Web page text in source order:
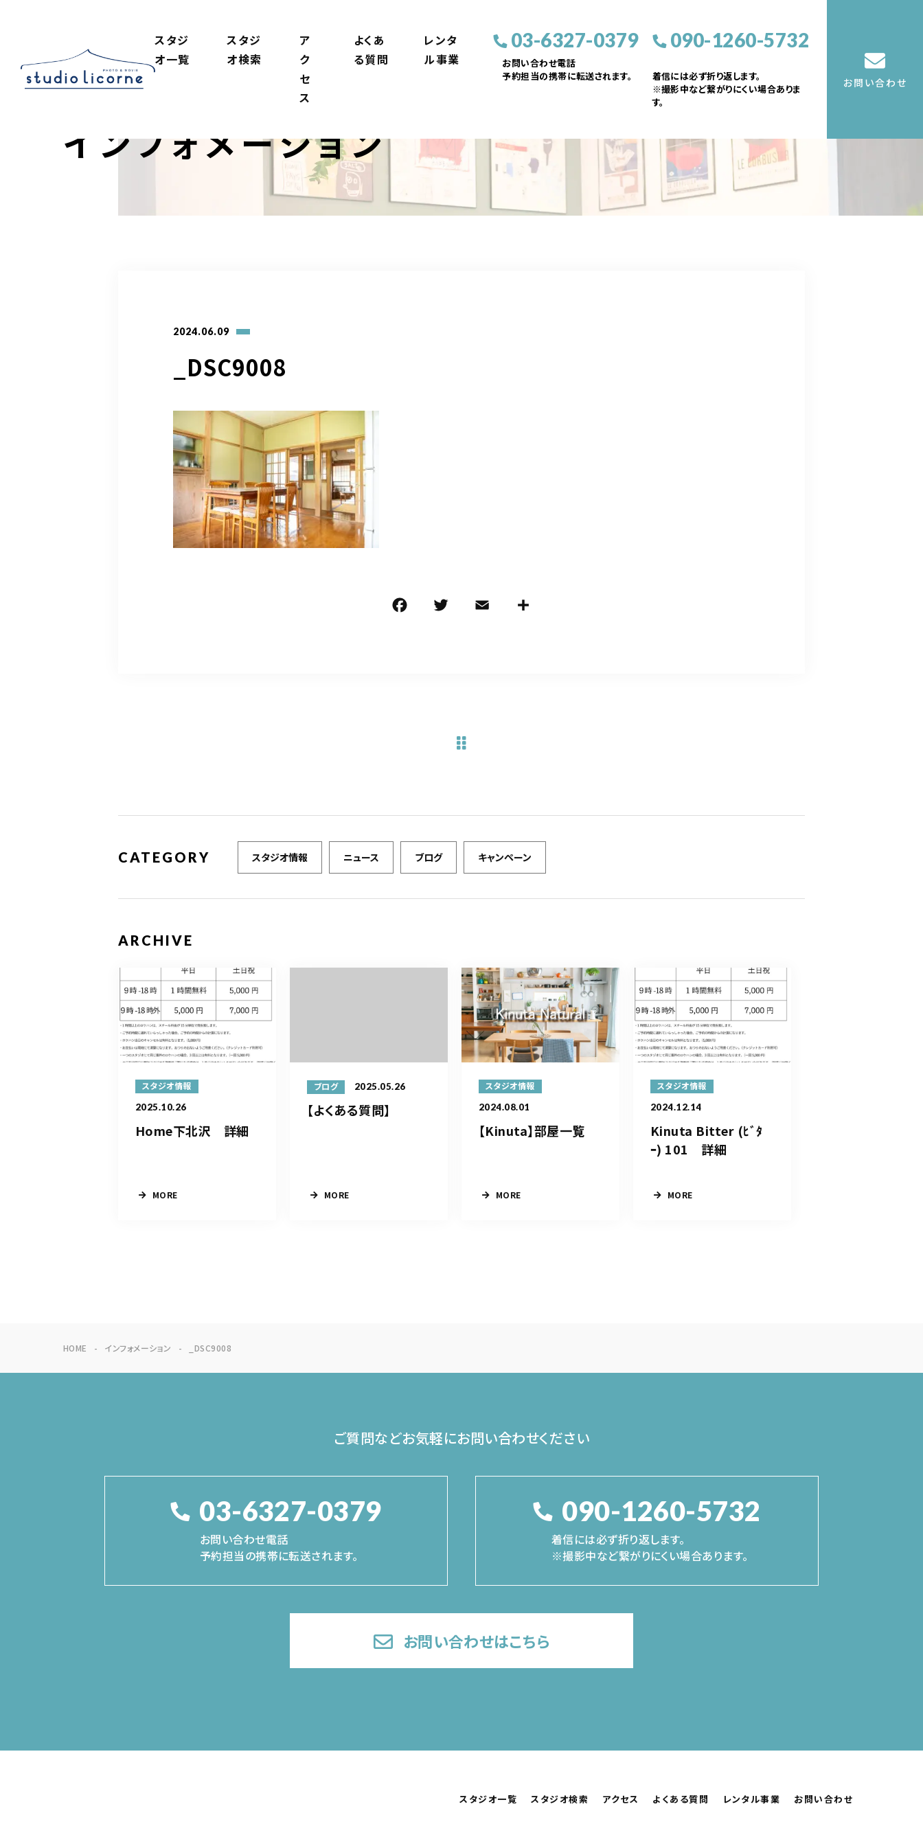
スタジ
オ一覧
スタジ
オ検索
ア
ク
セ
ス
よくあ
る質問
レンタ
ル事業
03-6327-0379
お問い合わせ電話
予約担当の携帯に転送されます。
090-1260-5732
着信には必ず折り返します。
※撮影中など繋がりにくい場合ありま
す。
お問い合わせ
インフォメーション
2024.06.09
_DSC9008
CATEGORY スタジオ情報 ニュース ブログ キャンペーン
ARCHIVE
スタジオ情報
2025.10.26
Home下北沢 詳細
MORE
ブログ 2025.05.26
【よくある質問】
MORE
スタジオ情報
2024.08.01
【Kinuta】部屋一覧
MORE
スタジオ情報
2024.12.14
Kinuta Bitter (ﾋﾞﾀ
ｰ) 101 詳細
MORE
HOME インフォメーション _DSC9008
ご質問などお気軽にお問い合わせください
03-6327-0379
お問い合わせ電話
予約担当の携帯に転送されます。
090-1260-5732
着信には必ず折り返します。
※撮影中など繋がりにくい場合あります。
お問い合わせはこちら
スタジオ一覧 スタジオ検索 アクセス よくある質問 レンタル事業 お問い合わせ